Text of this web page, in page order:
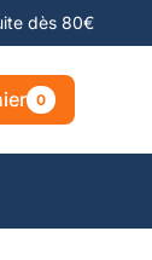
dès 80€
0